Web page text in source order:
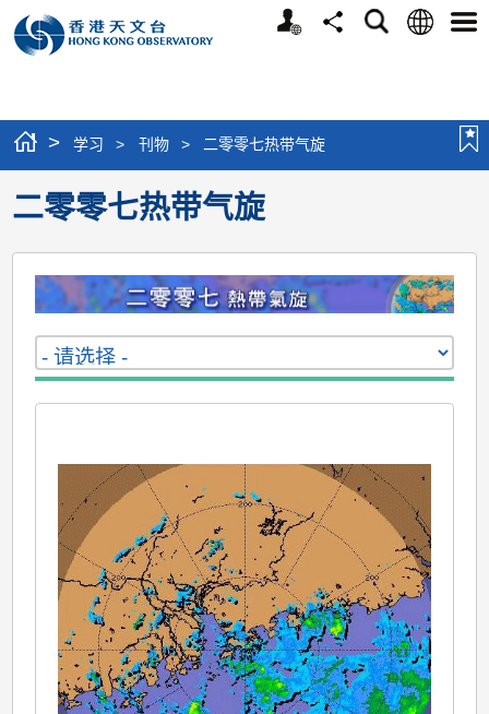
个
分
搜
语
选
> 学习 > 刊物 > 二零零七热带气旋
二零零七热带气旋